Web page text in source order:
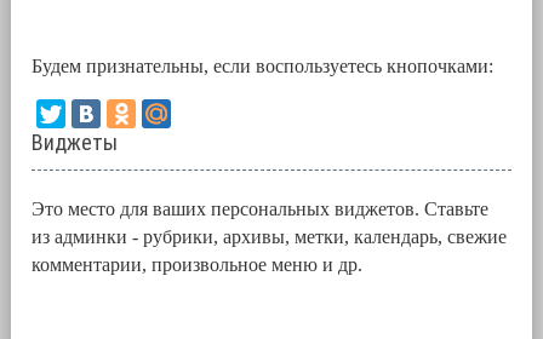
Будем признательны, если воспользуетесь кнопочками:
Виджеты
Это место для ваших персональных виджетов. Ставьте
из админки - рубрики, архивы, метки, календарь, свежие
комментарии, произвольное меню и др.